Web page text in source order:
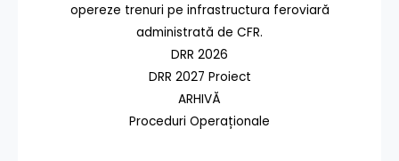
opereze trenuri pe infrastructura feroviară
administrată de CFR.
DRR 2026
DRR 2027 Proiect
ARHIVĂ
Proceduri Operaționale